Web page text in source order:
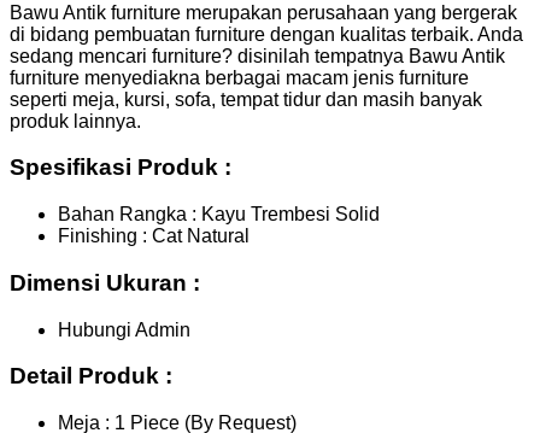
Bawu Antik furniture merupakan perusahaan yang bergerak
di bidang pembuatan furniture dengan kualitas terbaik. Anda
sedang mencari furniture? disinilah tempatnya Bawu Antik
furniture menyediakna berbagai macam jenis furniture
seperti meja, kursi, sofa, tempat tidur dan masih banyak
produk lainnya.
Spesifikasi Produk :
Bahan Rangka : Kayu Trembesi Solid
Finishing : Cat Natural
Dimensi Ukuran :
Hubungi Admin
Detail Produk :
Meja : 1 Piece (By Request)